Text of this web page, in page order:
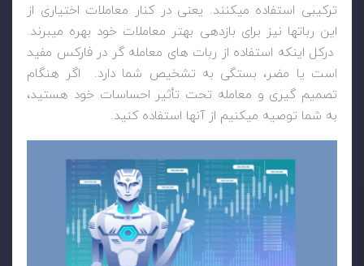
ترکیبی استفاده میکنند. یعنی در کنار معاملات اختیاری از
این رباتها نیز برای بازدهی بهتر معاملات خود بهره میبرند.
درکل اینکه استفاده از ربات های معامله گر در فارکس مفید
است یا مضر، بستگی به تشخیص شما دارد. اگر هنگام
تصمیم گیری و معامله تحت تأثیر احساسات خود هستید،
به شما توصیه میکنیم از آنها استفاده کنید.